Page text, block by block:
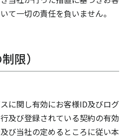
て一切の責任を負いません。
限）
に関し有効にお客様ID及びログ
及び登録されている契約の有効
び当社の定めるところに従い本